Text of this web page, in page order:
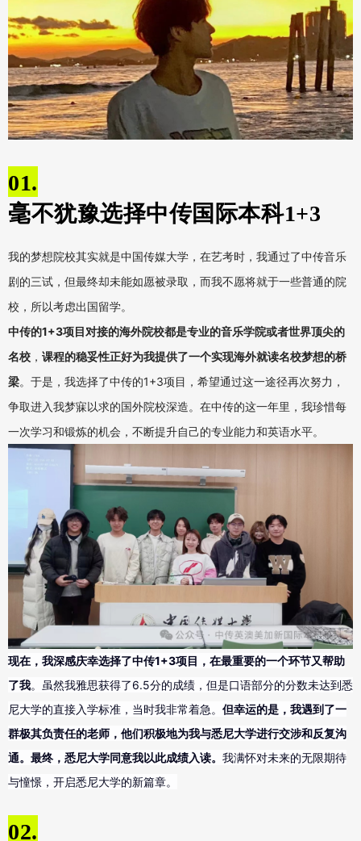
01.
毫不犹豫选择中传国际本科1+3
我的梦想院校其实就是中国传媒大学，在艺考时，我通过了中传音乐
剧的三试，但最终却未能如愿被录取，而我不愿将就于一些普通的院
校，所以考虑出国留学。
中传的1+3项目对接的海外院校都是专业的音乐学院或者世界顶尖的
名校 ， 课程的稳妥性正好为我提供了一个实现海外就读名校梦想的桥
梁。于是，我选择了中传的1+3项目，希望通过这一途径再次努力，
争取进入我梦寐以求的国外院校深造。在中传的这一年里，我珍惜每
一次学习和锻炼的机会，不断提升自己的专业能力和英语水平。
现在，我深感庆幸选择了中传1+3项目，在最重要的一个环节又帮助
了我。虽然我雅思获得了6.5分的成绩，但是口语部分的分数未达到悉
尼大学的直接入学标准，当时我非常着急。 但幸运的是，我遇到了一
群极其负责任的老师，他们积极地为我与悉尼大学进行交涉和反复沟
通。最终，悉尼大学同意我以此成绩入读。 我满怀对未来的无限期待
与憧憬，开启悉尼大学的新篇章。
02.